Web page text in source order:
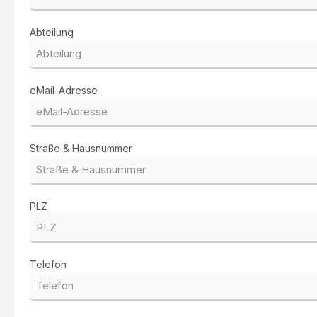
Abteilung
eMail-Adresse
Straße & Hausnummer
PLZ
Telefon